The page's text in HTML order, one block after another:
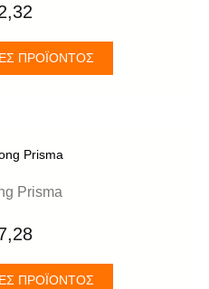
ΠΡΟΪΌΝΤΟΣ
Prisma
ΠΡΟΪΌΝΤΟΣ